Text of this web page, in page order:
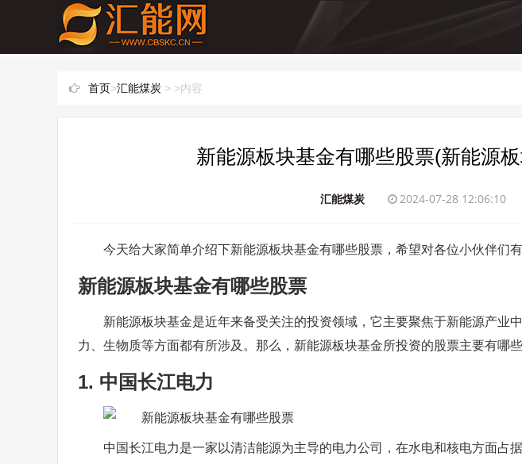
首页>汇能煤炭 > >内容
新能源板块基金有哪些股票(新能源
汇能煤炭 2024-07-28 12:06:10
今天给大家简单介绍下新能源板块基金有哪些股票，希望对各位小伙伴们有
新能源板块基金有哪些股票
新能源板块基金是近年来备受关注的投资领域，它主要聚焦于新能源产业
力、生物质等方面都有所涉及。那么，新能源板块基金所投资的股票主要有哪
1. 中国长江电力
中国长江电力是一家以清洁能源为主导的电力公司，在水电和核电方面占